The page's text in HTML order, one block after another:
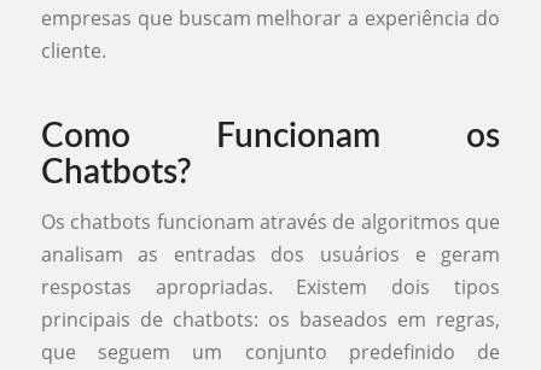
empresas que buscam melhorar a experiência do
cliente.
Como Funcionam os
Chatbots?
Os chatbots funcionam através de algoritmos que
analisam as entradas dos usuários e geram
respostas apropriadas. Existem dois tipos
principais de chatbots: os baseados em regras,
que seguem um conjunto predefinido de